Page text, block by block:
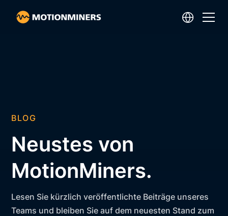
BLOG
Neustes von
MotionMiners.
Lesen Sie kürzlich veröffentlichte Beiträge unseres
Teams und bleiben Sie auf dem neuesten Stand zum